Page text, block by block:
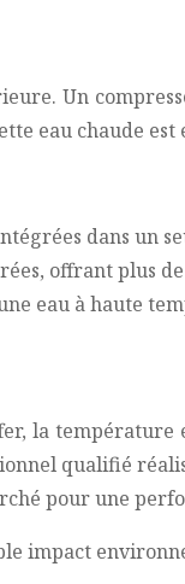
Un
eau chaude
dans un
offrant plus
eau à haute
la
qualifié
pour une